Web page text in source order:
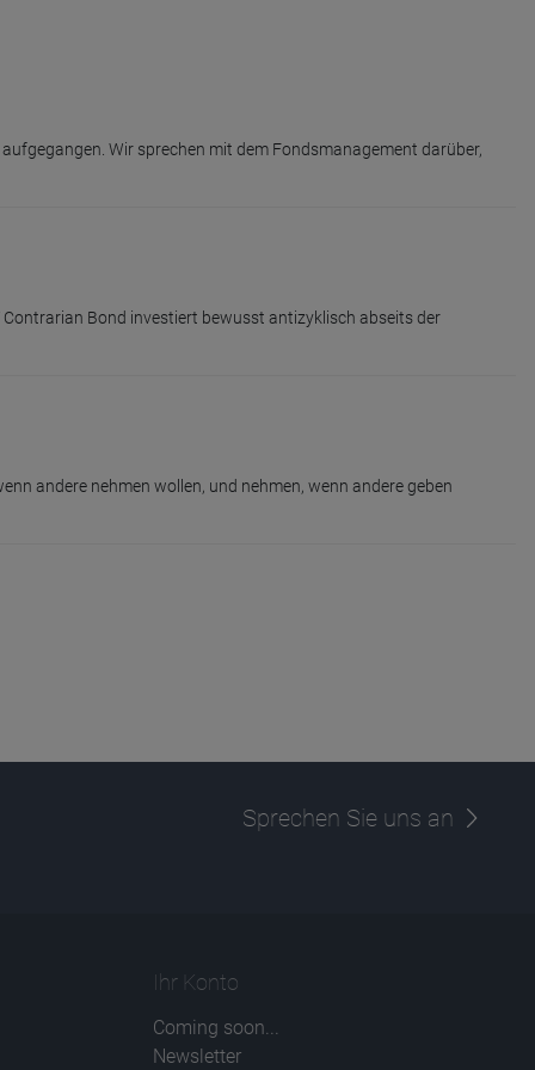
Wir sprechen mit dem Fondsmanagement darüber,
Bond investiert bewusst antizyklisch abseits der
andere nehmen wollen, und nehmen, wenn andere geben
Sprechen Sie uns an
Ihr Konto
Coming soon...
Newsletter